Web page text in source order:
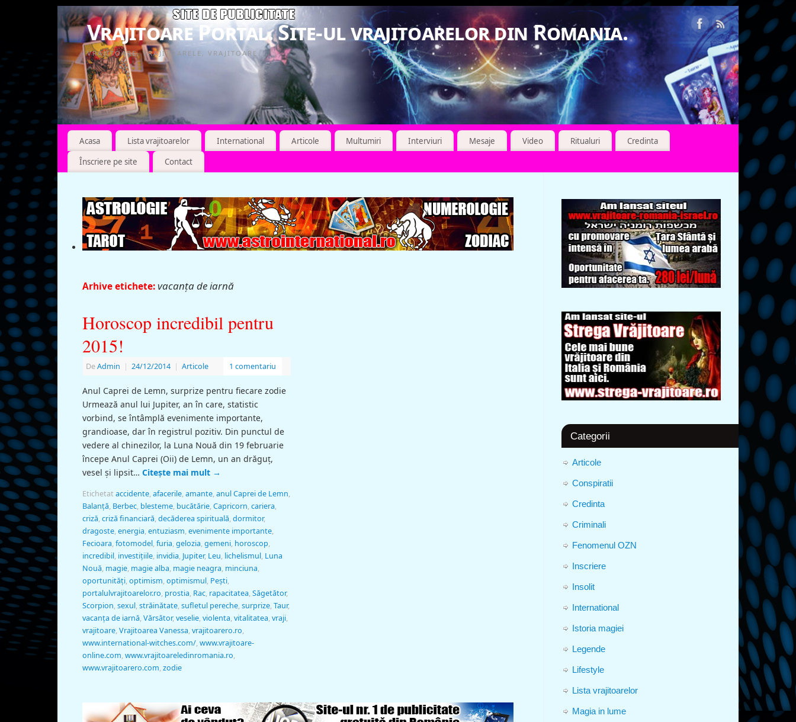
Vrajitoare Portal. Site-ul vrajitoarelor din Romania.
VRAJITOARE, VRAJITOARELE, VRAJITOARE
Acasa Lista vrajitoarelor International Articole Multumiri Interviuri Mesaje Video Ritualuri
Credinta
Înscriere pe site
Contact
Arhive etichete:vacanţa de iarnă
Horoscop incredibil pentru
2015!
DeAdmin | 24/12/2014 | Articole 1 comentariu
Anul Caprei de Lemn, surprize pentru fiecare zodie
Urmează anul lui Jupiter, an în care, statistic
vorbind, se întâmplă evenimente importante,
grandioase, dar în registrul pozitiv. Din punctul de
vedere al chinezilor, la Luna Nouă din 19 februarie
începe Anul Caprei (Oii) de Lemn, un an drăguţ,
vesel şi lipsit… Citește mai mult →
Etichetat accidente,afacerile,amante,anul Caprei de Lemn,
Balanţă, Berbec, blesteme, bucătărie,Capricorn,cariera,
criză,criză financiară,decăderea spirituală,dormitor,
dragoste,energia,entuziasm,evenimente importante,
Fecioara,fotomodel,furia,gelozia,gemeni, horoscop,
incredibil, investiţiile, invidia, Jupiter, Leu, lichelismul, Luna
Nouă, magie, magie alba, magie neagra, minciuna,
oportunităţi,optimism,optimismul, Peşti,
portalulvrajitoarelor.ro, prostia, Rac, rapacitatea,Săgetător,
Scorpion,sexul,străinătate,sufletul pereche,surprize,Taur,
vacanţa de iarnă,Vărsător,veselie,violenta,vitalitatea,vraji,
vrajitoare,Vrajitoarea Vanessa,vrajitoarero.ro,
www.international-witches.com/,www.vrajitoare-
online.com,www.vrajitoareledinromania.ro,
www.vrajitoarero.com,zodie
Categorii
Articole
Conspiratii
Credinta
Criminali
Fenomenul OZN
Inscriere
Insolit
International
Istoria magiei
Legende
Lifestyle
Lista vrajitoarelor
Magia in lume